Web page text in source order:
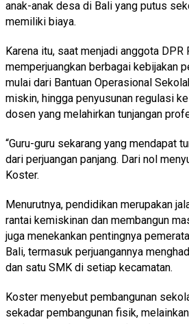
anak-anak desa di Bali yang putus
memiliki biaya.
Karena itu, saat menjadi anggota DPR
memperjuangkan berbagai kebijakan
mulai dari Bantuan Operasional
miskin, hingga penyusunan regulasi
dosen yang melahirkan tunjangan
“Guru-guru sekarang yang mendapat
dari perjuangan panjang. Dari nol
Koster.
Menurutnya, pendidikan merupakan
rantai kemiskinan dan membangun
juga menekankan pentingnya
Bali, termasuk perjuangannya
dan satu SMK di setiap kecamatan.
Koster menyebut pembangunan
sekadar pembangunan fisik,